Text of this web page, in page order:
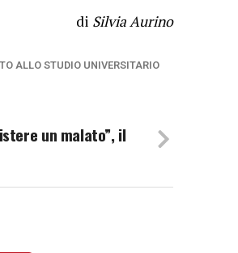
di Silvia Aurino
ALLO STUDIO UNIVERSITARIO
un malato”, il